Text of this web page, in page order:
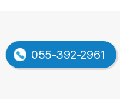
055-392-2961